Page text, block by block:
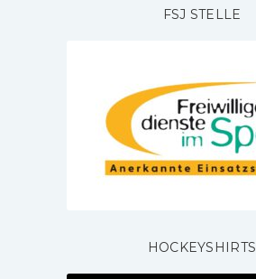
FSJ STELLE
HOCKEYSHIRTS